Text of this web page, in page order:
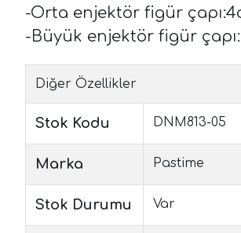
-Orta enjektör figür
-Büyük enjektör figür
Diğer Özellikler
Stok Kodu DNM813-05
Marka Pastime
Stok Durumu Var